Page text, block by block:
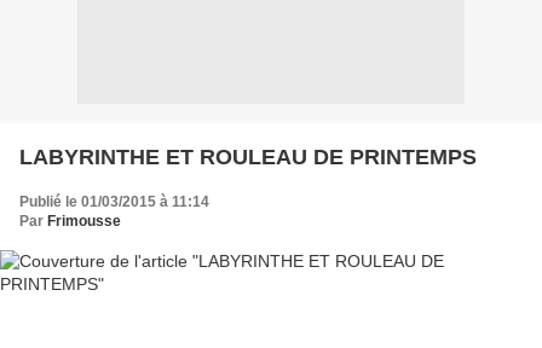
LABYRINTHE ET ROULEAU DE PRINTEMPS
Publié le 01/03/2015 à 11:14
Par Frimousse